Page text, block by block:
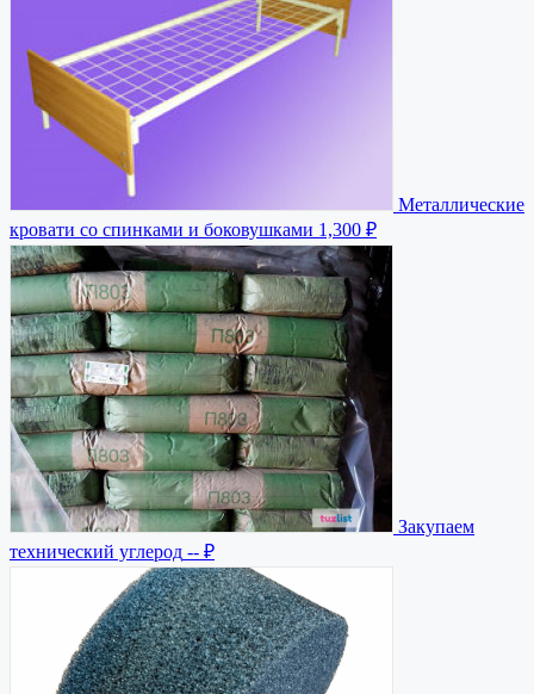
Металлические
кровати со спинками и боковушками 1,300 ₽
Закупаем
технический углерод -- ₽